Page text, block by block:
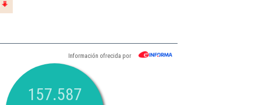
Información ofrecida por
157.587